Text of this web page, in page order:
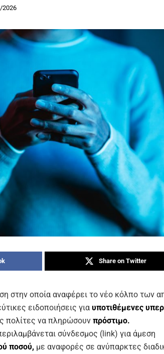
2026
Share on Twitter
στην οποία αναφέρει το νέο κόλπο των
ειδοποιήσεις για υποτιθέμενες
πολίτες να πληρώσουν πρόστιμο.
σύνδεσμος (link) για άμεση
ποσού, με αναφορές σε ανύπαρκτες